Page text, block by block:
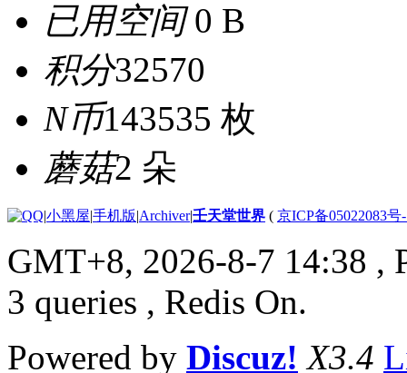
已用空间0 B
积分32570
N币143535 枚
蘑菇2 朵
|小黑屋|手机版|Archiver|壬天堂世界 ( 京ICP备05022083号
GMT+8, 2026-8-7 14:38 ,
3 queries , Redis On.
Powered by Discuz! X3.4